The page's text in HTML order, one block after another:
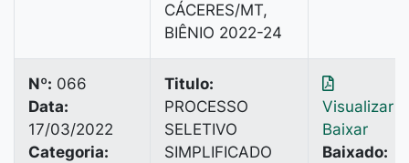
CÁCERES/MT,
BIÊNIO 2022-24
Nº: 066
Data:
17/03/2022
Categoria:
Titulo:
PROCESSO
SELETIVO
SIMPLIFICADO
Visualizar
Baixar
Baixado: